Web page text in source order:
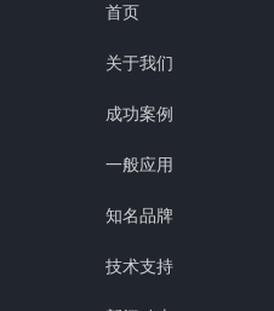
首页
关于我们
成功案例
一般应用
知名品牌
技术支持